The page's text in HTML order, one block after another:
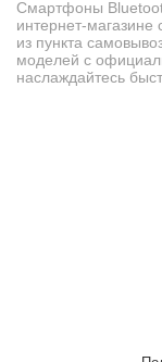
Смартфоны
интернет-магазине
из пункта
моделей с
наслаждайтесь